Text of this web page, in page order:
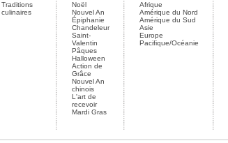
Traditions
culinaires
Noël
Nouvel An
Épiphanie
Chandeleur
Saint-
Valentin
Pâques
Halloween
Action de
Grâce
Nouvel An
chinois
L'art de
recevoir
Mardi Gras
Afrique
Amérique du Nord
Amérique du Sud
Asie
Europe
Pacifique/Océanie